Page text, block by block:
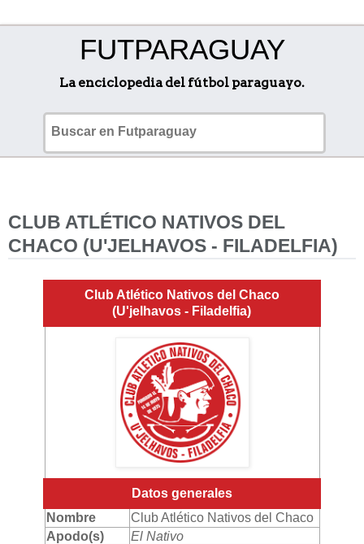
FUTPARAGUAY
La enciclopedia del fútbol paraguayo.
CLUB ATLÉTICO NATIVOS DEL
CHACO (U'JELHAVOS - FILADELFIA)
Club Atlético Nativos del Chaco
(U'jelhavos - Filadelfia)
Datos generales
Nombre
Club Atlético Nativos del Chaco
Apodo(s)
El Nativo